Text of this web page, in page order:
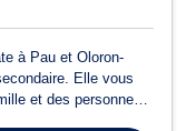
à Pau et Oloron-
Elle vous
et des personnes